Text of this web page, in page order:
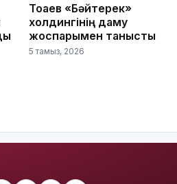
Тоқаев «Бәйтерек»
холдингінің даму
жоспарымен танысты
5 тамыз, 2026